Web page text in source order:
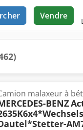
Vendre
malaxeur à
BENZ